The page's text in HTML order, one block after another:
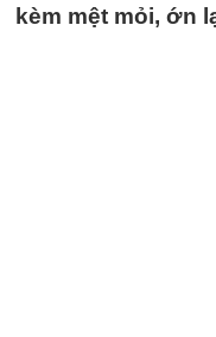
kèm mệt mỏi, ớn